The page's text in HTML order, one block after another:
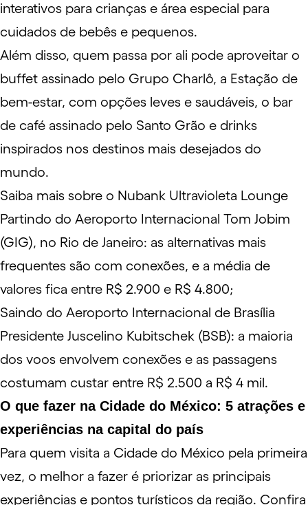
interativos para crianças e área especial para
cuidados de bebês e pequenos.
Além disso, quem passa por ali pode aproveitar o
buffet assinado pelo Grupo Charlô, a Estação de
bem-estar, com opções leves e saudáveis, o bar
de café assinado pelo Santo Grão e drinks
inspirados nos destinos mais desejados do
mundo.
Saiba mais sobre o Nubank Ultravioleta Lounge
Partindo do Aeroporto Internacional Tom Jobim
(GIG), no Rio de Janeiro: as alternativas mais
frequentes são com conexões, e a média de
valores fica entre R$ 2.900 e R$ 4.800;
Saindo do Aeroporto Internacional de Brasília
Presidente Juscelino Kubitschek (BSB): a maioria
dos voos envolvem conexões e as passagens
costumam custar entre R$ 2.500 a R$ 4 mil.
O que fazer na Cidade do México: 5 atrações e
experiências na capital do país
Para quem visita a Cidade do México pela primeira
vez, o melhor a fazer é priorizar as principais
experiências e pontos turísticos da região. Confira